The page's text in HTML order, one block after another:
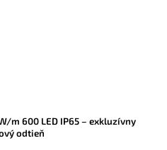
m 600 LED IP65 – exkluzívny
odtieň